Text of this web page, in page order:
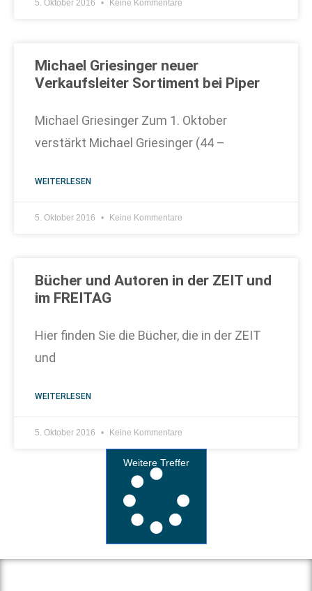
5. Oktober 2016 Keine Kommentare
Michael Griesinger neuer
Verkaufsleiter Sortiment bei Piper
Michael Griesinger Zum 1. Oktober
verstärkt Michael Griesinger (44 –
WEITERLESEN
5. Oktober 2016 Keine Kommentare
Bücher und Autoren in der ZEIT und
im FREITAG
Hier finden Sie die Bücher, die in der ZEIT
und
WEITERLESEN
5. Oktober 2016 Keine Kommentare
Weitere Treffer